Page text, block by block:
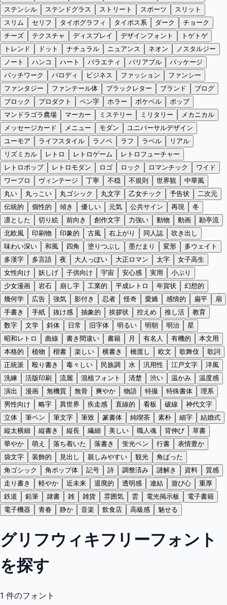
ステンシル
ステンドグラス ストリート スポーツ
スリット
スリム
セリフ タイポグラフィ タイポス系 ダーク
チョーク
チーズ
テクスチャ ディスプレイ デザインフォント
トゲトゲ
トレンド
ドット ナチュラル ニュアンス ネオン
ノスタルジー
ノート
ハンコ ハート バラエティ バリアブル
パッケージ
パッチワーク
パロディ ビジネス ファッション
ファンシー
ファンタジー
ファンテール体 ブラックレター ブランド
ブログ
ブロック
プロダクト ペン字 ホラー ポケベル
ポップ
マンドラゴラ農場
マーカー ミステリー ミリタリー
メカニカル
メッセージカード
メニュー モダン
ユニバーサルデザイン
ユーモア
ライフスタイル ラノベ ラフ ラベル
リアル
リズミカル
レトロ レトロゲーム
レトロフューチャー
レトロポップ
レトロモダン ロゴ ロック ロマンチック
ワイド
ワープロ
ヴィンテージ 丁寧 不穏 不規則 世界観
中華風
丸い
丸っこい 丸ゴシック 丸文字 乙女チック 予告状
二次元
伝統的
個性的 傾き 優しい 元気 公共サイン 再現
冬
凛とした
切り絵 前向き 創作文字 力強い 動物 動画
勘亭流
北欧風
印刷物 印象的 古風 右上がり 同人誌
吹き出し
味わい深い
和風 四角 塗りつぶし 墨だまり 変形
多ウェイト
多漢字
多言語 夜 大人っぽい 大正ロマン 太字
女子高生
女性向け
妖しげ 子供向け 宇宙 安心感 実用
小ぶり
少女漫画
岩石 崩し字 工業的 平成レトロ 年賀状
幻想的
幾何学
広告 強気 影付き 忍者 怪奇 愛嬌 感情的 扁平
扇
手書き
手紙 抜け感 抽象的 挨拶状 控えめ 推し活
教育
数字
文学 斜体 日常 旧字体 明るい 明朝 明治
星
昭和レトロ
曲線 書き間違い 書籍 月 有名人 有機的
本文用
本格的
植物 楷書 楽しい 横書き 橋渡し 欧文 歌舞伎
歌詞
正統派
殴り書き 毒々しい 民族調 水 汎用性 江戸文字
洋風
洗練
活版印刷 流麗 混植フォント 清楚 渋い 温かみ
温度感
演出
漫画 無機質 無骨 爽やか 物語 特撮 特殊書体
理系
男性向け
略字 異世界 疾走感 直線的 看板 破線
神代文字
立体
筆ペン 筆文字 筆致 篆書体 純喫茶 素朴 細字
結婚式
縦太横細
縦書き 縦長 繊細 美しい 職人魂 背伸び
草書
華やか
萌え 落ち着いた 落書き 蛍光ペン 行書
表情豊か
袋文字
装飾的 見出し 親しみやすい 観光
角ばった
角ゴシック
角ポップ体 記号 詩 調整済み 謎解き 資料
質感
走り書き
軽やか 近未来 退廃的 透明感 連結 遊び心
重厚
鉄道
鉛筆 隷書 雑 雑貨 雰囲気 雲 電光掲示板
電子書籍
電子機器
青春 静か 音楽 飲食店 高級感 魅せる
グリフウィキフリーフォント
を探す
1 件のフォント